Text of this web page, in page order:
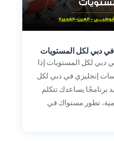
دبي لكل المستويات
لكل المستويات إذا
إنجليزي في دبي لكل
برنامجًا يساعدك تتكلم
تطور مستواك في